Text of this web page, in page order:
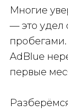
Многие
— это удел
AdBlue
первые